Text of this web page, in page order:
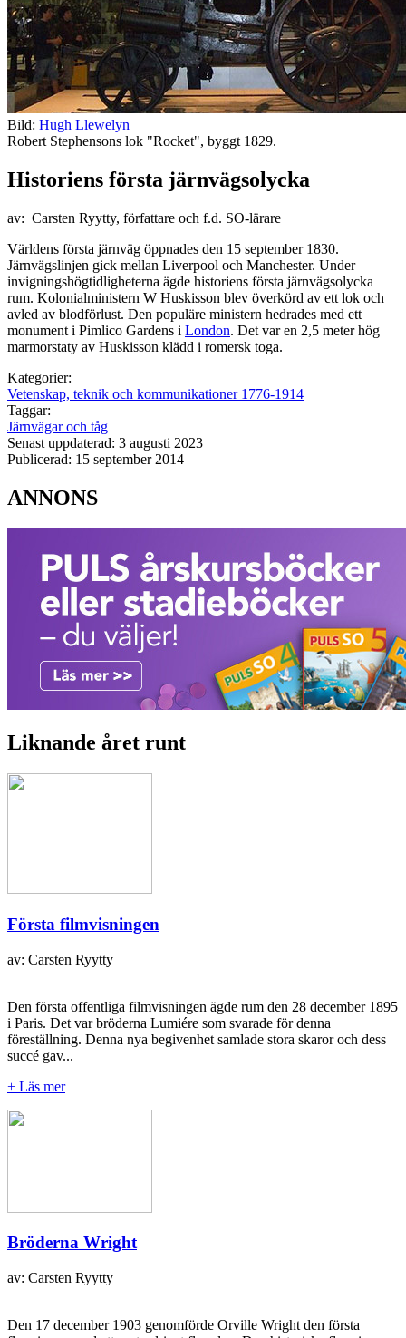
Bild: Hugh Llewelyn
Robert Stephensons lok "Rocket", byggt 1829.
Historiens första järnvägsolycka
av: Carsten Ryytty, författare och f.d. SO-lärare
Världens första järnväg öppnades den 15 september 1830.
Järnvägslinjen gick mellan Liverpool och Manchester. Under
invigningshögtidligheterna ägde historiens första järnvägsolycka
rum. Kolonialministern W Huskisson blev överkörd av ett lok och
avled av blodförlust. Den populäre ministern hedrades med ett
monument i Pimlico Gardens i London. Det var en 2,5 meter hög
marmorstaty av Huskisson klädd i romersk toga.
Kategorier:
Vetenskap, teknik och kommunikationer 1776-1914
Taggar:
Järnvägar och tåg
Senast uppdaterad: 3 augusti 2023
Publicerad: 15 september 2014
ANNONS
Liknande året runt
Första filmvisningen
av: Carsten Ryytty
Den första offentliga filmvisningen ägde rum den 28 december 1895
i Paris. Det var bröderna Lumiére som svarade för denna
föreställning. Denna nya begivenhet samlade stora skaror och dess
succé gav...
+ Läs mer
Bröderna Wright
av: Carsten Ryytty
Den 17 december 1903 genomförde Orville Wright den första